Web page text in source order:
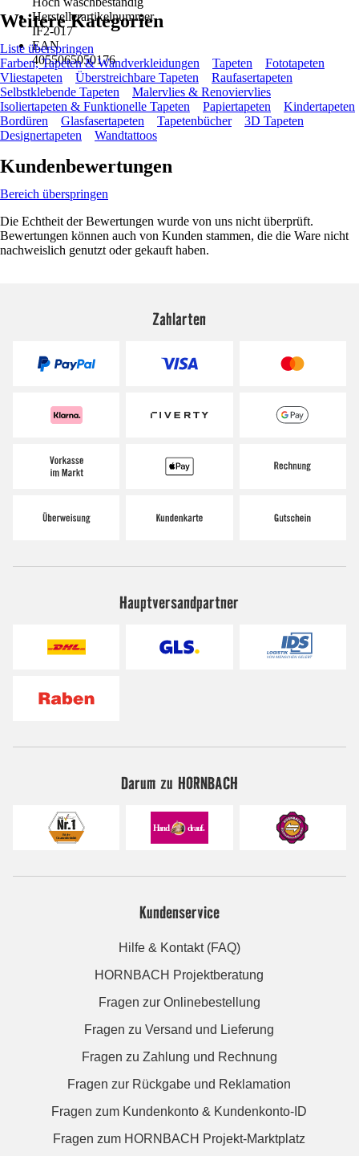
Herstellerartikelnummer
IF2-017
EAN
4055065050176
Weitere Kategorien
Liste überspringen
Farben, Tapeten & Wandverkleidungen
Tapeten
Fototapeten
Vliestapeten
Überstreichbare Tapeten
Raufasertapeten
Selbstklebende Tapeten
Malervlies & Renoviervlies
Isoliertapeten & Funktionelle Tapeten
Papiertapeten
Kindertapeten
Bordüren
Glasfasertapeten Tapetenbücher
3D Tapeten
Designertapeten
Wandtattoos
Kundenbewertungen
Bereich überspringen
Die Echtheit der Bewertungen wurde von uns nicht überprüft.
Bewertungen können auch von Kunden stammen, die die Ware nicht
nachweislich genutzt oder gekauft haben.
Zahlarten
Hauptversandpartner
Darum zu HORNBACH
Kundenservice
Hilfe & Kontakt (FAQ)
HORNBACH Projektberatung
Fragen zur Onlinebestellung
Fragen zu Versand und Lieferung
Fragen zu Zahlung und Rechnung
Fragen zur Rückgabe und Reklamation
Fragen zum Kundenkonto & Kundenkonto-ID
Fragen zum HORNBACH Projekt-Marktplatz